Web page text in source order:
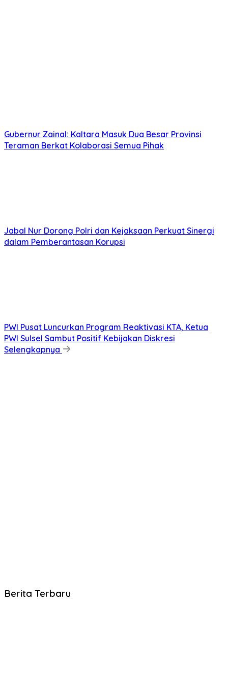
Gubernur Zainal: Kaltara Masuk Dua Besar Provinsi
Teraman Berkat Kolaborasi Semua Pihak
Jabal Nur Dorong Polri dan Kejaksaan Perkuat Sinergi
dalam Pemberantasan Korupsi
PWI Pusat Luncurkan Program Reaktivasi KTA, Ketua
PWI Sulsel Sambut Positif Kebijakan Diskresi
Selengkapnya
Berita Terbaru